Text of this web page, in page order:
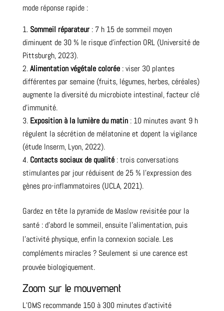
mode réponse rapide :
Sommeil réparateur: 7 h 15 de sommeil moyen
diminuent de 30 % le risque d’infection ORL (Université de
Pittsburgh, 2023).
Alimentation végétale colorée: viser 30 plantes
différentes par semaine (fruits, légumes, herbes, céréales)
augmente la diversité du microbiote intestinal, facteur clé
d’immunité.
Exposition à la lumière du matin: 10 minutes avant 9 h
régulent la sécrétion de mélatonine et dopent la vigilance
(étude Inserm, Lyon, 2022).
Contacts sociaux de qualité: trois conversations
stimulantes par jour réduisent de 25 % l’expression des
gènes pro-inflammatoires (UCLA, 2021).
Gardez en tête la pyramide de Maslow revisitée pour la
santé : d’abord le sommeil, ensuite l’alimentation, puis
l’activité physique, enfin la connexion sociale. Les
compléments miracles ? Seulement si une carence est
prouvée biologiquement.
Zoom sur le mouvement
L’OMS recommande 150 à 300 minutes d’activité